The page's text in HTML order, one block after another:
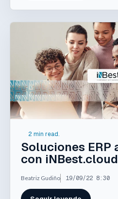
2 min read.
Soluciones ERP
con iNBest.cloud
Beatriz Gudiño 19/09/22 8:30